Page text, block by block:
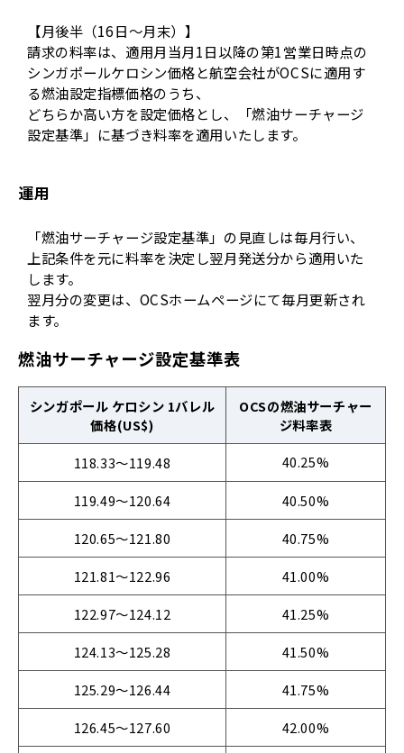
【月後半（16日～月末）】
請求の料率は、適用月当月1日以降の第1営業日時点の
シンガポールケロシン価格と航空会社がOCSに適用す
る燃油設定指標価格のうち、
どちらか高い方を設定価格とし、「燃油サーチャージ
設定基準」に基づき料率を適用いたします。
運用
「燃油サーチャージ設定基準」の見直しは毎月行い、
上記条件を元に料率を決定し翌月発送分から適用いた
します。
翌月分の変更は、OCSホームページにて毎月更新され
ます。
燃油サーチャージ設定基準表
シンガポール ケロシン 1バレル
価格(US$)
OCSの燃油サーチャー
ジ料率表
118.33～119.48
40.25%
119.49～120.64
40.50%
120.65～121.80
40.75%
121.81～122.96
41.00%
122.97～124.12
41.25%
124.13～125.28
41.50%
125.29～126.44
41.75%
126.45～127.60
42.00%